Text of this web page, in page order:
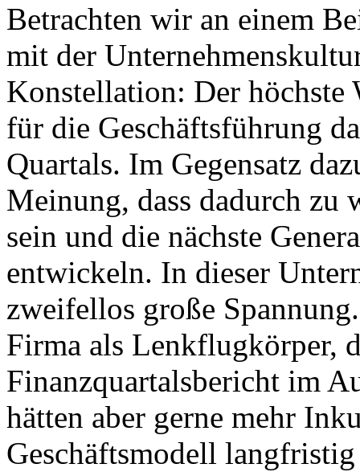
Betrachten wir an einem
mit der
Konstellation: Der höchste
für die Geschäftsführung
Quartals. Im Gegensatz
Meinung, dass dadurch
sein und die nächste
entwickeln. In dieser
zweifellos große
Firma als Lenkflugkörper,
Finanzquartalsbericht im
hätten aber gerne mehr
Geschäftsmodell